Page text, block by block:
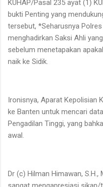
KUHAP/Pasal 235 ayat (1)
bukti Penting yang
tersebut, *Seharusnya
menghadirkan Saksi Ahli
sebelum menetapakan
naik ke Sidik.
Ironisnya, Aparat Kepolisian
ke Banten untuk mencari
Pengadilan Tinggi, yang
awal.
Dr (c) Hilman Himawan, S.H.,